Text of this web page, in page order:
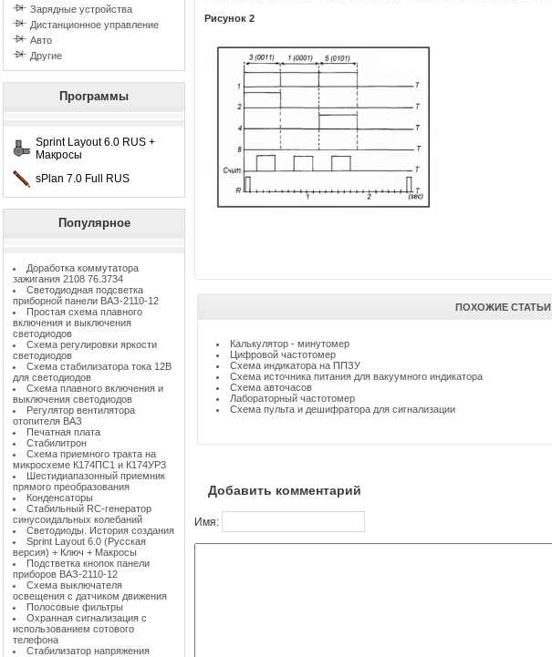
Зарядные устройства
Дистанционное управление
Авто
Другие
Программы
Sprint Layout 6.0 RUS +
Макросы
sPlan 7.0 Full RUS
Популярное
Доработка коммутатора
зажигания 2108 76.3734
Светодиодная подсветка
приборной панели ВАЗ-2110-12
Простая схема плавного
включения и выключения
светодиодов
Схема регулировки яркости
светодиодов
Схема стабилизатора тока 12В
для светодиодов
Схема плавного включения и
выключения светодиодов
Регулятор вентилятора
отопителя ВАЗ
Печатная плата
Стабилитрон
Схема приемного тракта на
микросхеме К174ПС1 и К174УР3
Шестидиапазонный приемник
прямого преобразования
Конденсаторы
Стабильный RC-генератор
синусоидальных колебаний
Светодиоды. История создания
Sprint Layout 6.0 (Русская
версия) + Ключ + Макросы
Подстветка кнопок панели
приборов ВАЗ-2110-12
Схема выключателя
освещения с датчиком движения
Полосовые фильтры
Охранная сигнализация с
использованием сотового
телефона
Стабилизатор напряжения
Рисунок 2
ПОХОЖИЕ СТАТЬИ
Калькулятор - минутомер
Цифровой частотомер
Схема индикатора на ППЗУ
Схема источника питания для вакуумного индикатора
Схема авточасов
Лабораторный частотомер
Схема пульта и дешифратора для сигнализации
Добавить комментарий
Имя: